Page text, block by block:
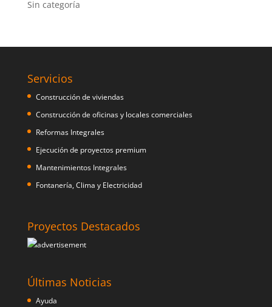
Sin categoría
Servicios
Construcción de viviendas
Construcción de oficinas y locales comerciales
Reformas Integrales
Ejecución de proyectos premium
Mantenimientos Integrales
Fontanería, Clima y Electricidad
Proyectos Destacados
Últimas Noticias
Ayuda